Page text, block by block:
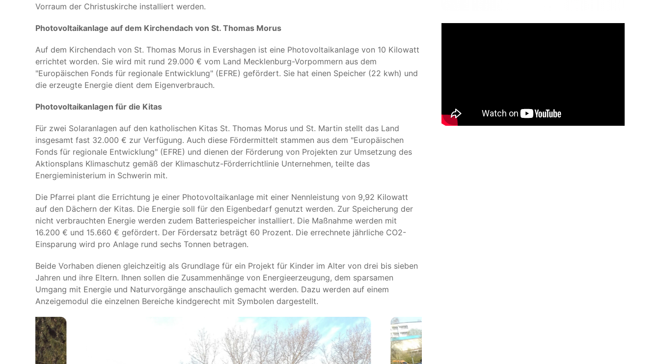
Vorraum der Christuskirche installiert werden.
Photovoltaikanlage auf dem Kirchendach von St. Thomas Morus
Auf dem Kirchendach von St. Thomas Morus in Evershagen ist eine Photovoltaikanlage von 10 Kilowatt
errichtet worden. Sie wird mit rund 29.000 € vom Land Mecklenburg-Vorpommern aus dem
"Europäischen Fonds für regionale Entwicklung" (EFRE) gefördert. Sie hat einen Speicher (22 kwh) und
die erzeugte Energie dient dem Eigenverbrauch.
Photovoltaikanlagen für die Kitas
Für zwei Solaranlagen auf den katholischen Kitas St. Thomas Morus und St. Martin stellt das Land
insgesamt fast 32.000 € zur Verfügung. Auch diese Fördermittelt stammen aus dem "Europäischen
Fonds für regionale Entwicklung" (EFRE) und dienen der Förderung von Projekten zur Umsetzung des
Aktionsplans Klimaschutz gemäß der Klimaschutz-Förderrichtlinie Unternehmen, teilte das
Energieministerium in Schwerin mit.
Die Pfarrei plant die Errichtung je einer Photovoltaikanlage mit einer Nennleistung von 9,92 Kilowatt
auf den Dächern der Kitas. Die Energie soll für den Eigenbedarf genutzt werden. Zur Speicherung der
nicht verbrauchten Energie werden zudem Batteriespeicher installiert. Die Maßnahme werden mit
16.200 € und 15.660 € gefördert. Der Fördersatz beträgt 60 Prozent. Die errechnete jährliche CO2-
Einsparung wird pro Anlage rund sechs Tonnen betragen.
Beide Vorhaben dienen gleichzeitig als Grundlage für ein Projekt für Kinder im Alter von drei bis sieben
Jahren und ihre Eltern. Ihnen sollen die Zusammenhänge von Energieerzeugung, dem sparsamen
Umgang mit Energie und Naturvorgänge anschaulich gemacht werden. Dazu werden auf einem
Anzeigemodul die einzelnen Bereiche kindgerecht mit Symbolen dargestellt.